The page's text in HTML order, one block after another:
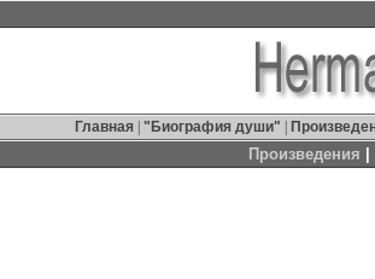
Главная "Биография души"
Произведения